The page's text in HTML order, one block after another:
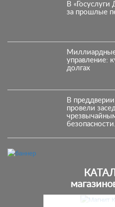
В
за прошлые
управление:
долгах
В
провели
безопасности.